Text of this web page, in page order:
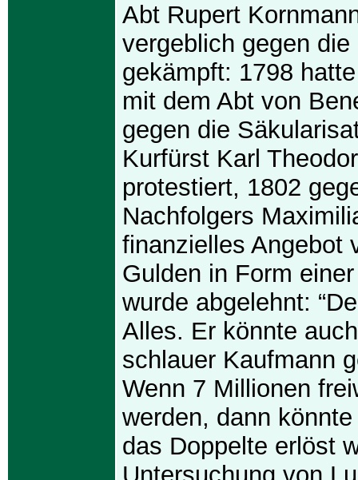
Abt Rupert
vergeblich gegen
gekämpft: 1798
mit dem Abt von
gegen die
Kurfürst Karl
protestiert, 1802
Nachfolgers
finanzielles Angebot
Gulden in Form
wurde abgelehnt:
Alles. Er könnte
schlauer Kaufmann
Wenn 7 Millionen
werden, dann
das Doppelte erlöst